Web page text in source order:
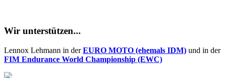
Wir unterstützen...
Lennox Lehmann in derEURO MOTO (ehemals IDM) und in der
FIM Endurance World Championship (EWC)